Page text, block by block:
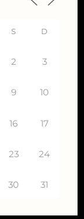
S D
2 3
9 10
16 17
23 24
30 31